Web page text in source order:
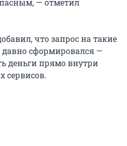
— отметил
что запрос на такие
сформировался —
деньги прямо внутри